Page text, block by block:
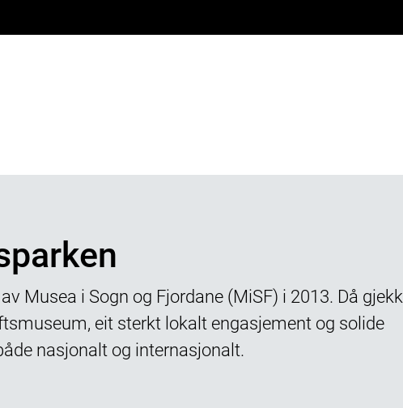
Musea i Sogn og Fjordane (MiSF) i 2013. Då gjekk
eit sterkt lokalt engasjement og solide
nasjonalt og internasjonalt.